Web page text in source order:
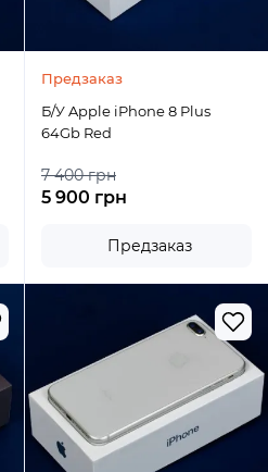
Предзаказ
Б/У Apple iPhone 8 Plus
64Gb Red
7 400 грн
5 900 грн
Предзаказ